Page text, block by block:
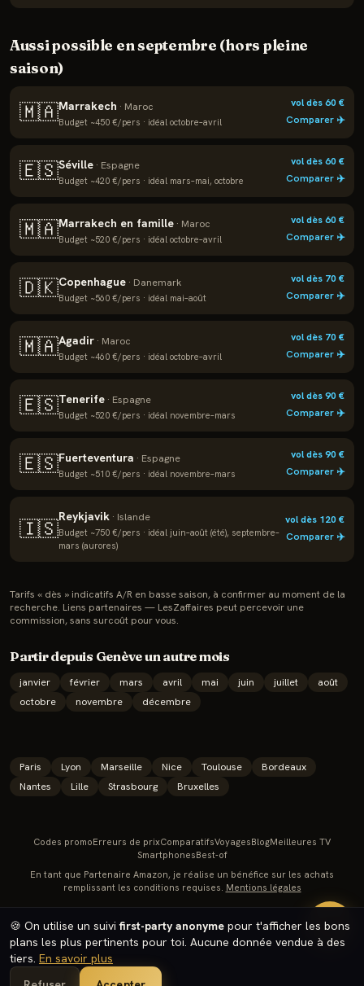
Aussi possible enseptembre (hors pleine
saison)
🇲🇦Marrakech · Maroc
Budget ~450 €/pers · idéal octobre–avril
vol dès60€
Comparer ✈️
🇪🇸Séville · Espagne
Budget ~420 €/pers · idéal mars–mai, octobre
vol dès60€
Comparer ✈️
🇲🇦Marrakech en famille · Maroc
Budget ~520 €/pers · idéal octobre–avril
vol dès60€
Comparer ✈️
🇩🇰Copenhague · Danemark
Budget ~560 €/pers · idéal mai–août
vol dès 70€
Comparer ✈️
🇲🇦Agadir · Maroc
Budget ~460 €/pers · idéal octobre–avril
vol dès 70€
Comparer ✈️
🇪🇸Tenerife · Espagne
Budget ~520 €/pers · idéal novembre–mars
vol dès90€
Comparer ✈️
🇪🇸Fuerteventura · Espagne
Budget ~510 €/pers · idéal novembre–mars
vol dès90€
Comparer ✈️
🇮🇸Reykjavik · Islande
Budget ~750 €/pers · idéal juin–août (été), septembre–
mars (aurores)
vol dès 120€
Comparer ✈️
Tarifs « dès » indicatifs A/R en basse saison, à confirmer au moment de la
recherche. Liens partenaires — LesZaffaires peut percevoir une
commission, sans surcoût pour vous.
Partir depuis Genèveun autre mois
janvier février mars avril mai juin juillet
août
octobre
novembre décembre
Paris Lyon Marseille Nice Toulouse
Bordeaux
Nantes
Lille Strasbourg Bruxelles
🔥
🍪 On utilise un suivifirst-party anonyme pour t'afficher les bons
plans les plus pertinents pour toi. Aucune donnée vendue à des
tiers. En savoir plus
Codes promoErreurs de prixComparatifsVoyagesBlogMeilleures TV
SmartphonesBest-of
En tant que Partenaire Amazon, je réalise un bénéfice sur les achats
remplissant les conditions requises. Mentions légales